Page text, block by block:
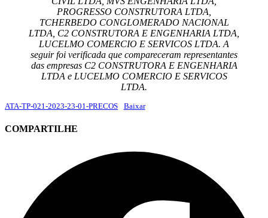
PROGRESSO CONSTRUTORA LTDA,
TCHERBEDO CONGLOMERADO NACIONAL
LTDA, C2 CONSTRUTORA E ENGENHARIA LTDA,
LUCELMO COMERCIO E SERVICOS LTDA. A
seguir foi verificada que compareceram representantes
das empresas C2 CONSTRUTORA E ENGENHARIA
LTDA e LUCELMO COMERCIO E SERVICOS
LTDA.
ATA-TP-021-2023-23-01-PRECOS Baixar
COMPARTILHE